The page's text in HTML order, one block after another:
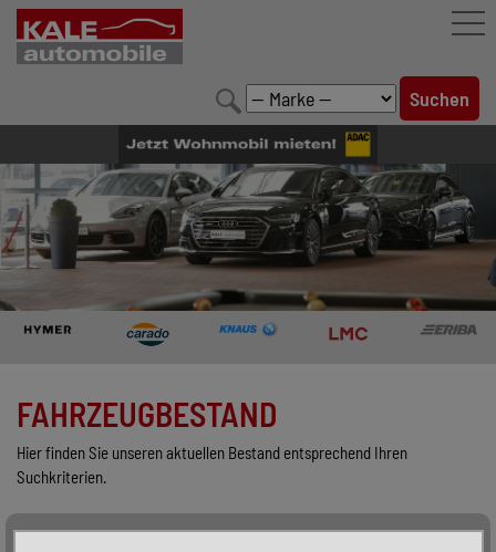
FAHRZEUGBESTAND
LEISTUNGEN
KONFIGURATOR
UNTERNEHMEN
FAHRZEUGBESTAND
Hier finden Sie unseren aktuellen Bestand entsprechend Ihren
Suchkriterien.
Alle Fahrzeuge